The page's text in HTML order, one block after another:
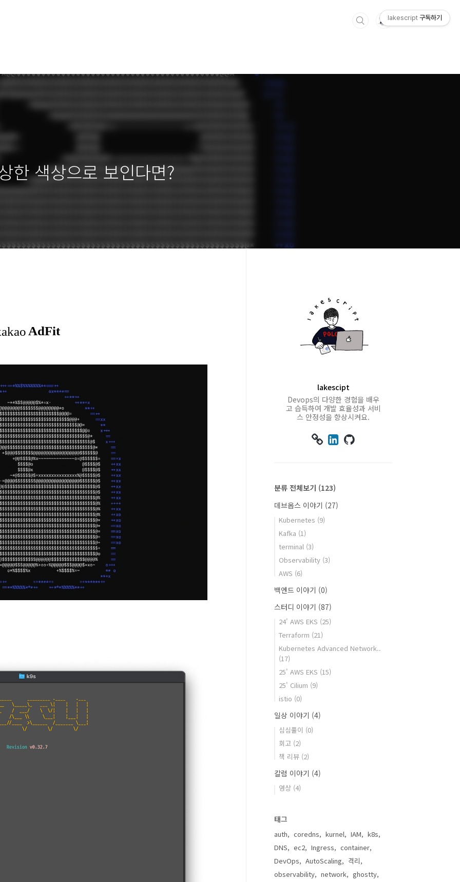
한 색상으로 보인다면?
lakescipt
Devops의 다양한 경험을 배우
고 습득하여 개발 효율성과 서비
스 안정성을 향상시켜요.
  
분류 전체보기 (123)
데브옵스 이야기 (27)
Kubernetes (9)
Kafka (1)
terminal (3)
Observability (3)
AWS (6)
백엔드 이야기 (0)
스터디 이야기 (87)
24' AWS EKS (25)
Terraform (21)
Kubernetes Advanced Network..
(17)
25' AWS EKS (15)
25' Cilium (9)
istio (0)
일상 이야기 (4)
심심풀이 (0)
회고 (2)
책 리뷰 (2)
칼럼 이야기 (4)
영상 (4)
태그
auth coredns kurnel IAM
k8s
DNS
ec2 Ingress
container
DevOps
AutoScaling
격리
observability
network
ghostty
lakescript 구독하기